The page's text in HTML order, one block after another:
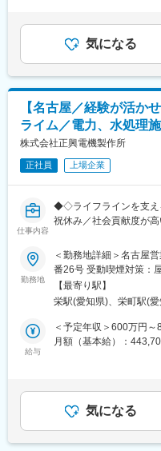
・最先端の技術に触れ
・量産段階ではなくツ
フバランスを保つことが
・メンター制度のもと
・社内セミナーや外部
を継続的に向上できる環
変更の範囲：会社の定め
■職務概要
生産設備（自動化装置
の仕様打ち合わせから
■具体的な業務内容
・顧客との打ち合わせ
・構想設計および詳細
・製造部門への指示出し
・現地据付、立ち上げ
す。
・部分設計ではなく設
高めることが可能です
・新規開発案件が多く
れます
得できます
・協働ロボットなど次
製造部23名（うち機械設
中途入社者が多く、経
い環境です。
じて上下する可能性が
記です。気になる
【名古屋／経験が活か
ライム／電力、水処理
株式会社正興電機製作所
正社員 上場企業
仕事内容
◆◇ライフラインを支え
祝休み／社会貢献度が
■業務内容
電力設備や水処理施設
理（現場代理人）を担当
■業務詳細
これまでのご経験に応
は下記の業務内容です。
＜電力システム＞
＜社会システム＞下水
浄水場監視制御装置、
理監視制御盤など
勤務地
＜勤務地詳細＞名古屋
番26号 受動喫煙対策：
業所
【最寄り駅】
栄駅(愛知県)、栄町駅(
給与
＜予定年収＞600万円
月額（基本給）：
も目安の金額であり、
月給(月額)は固定手当
気になる